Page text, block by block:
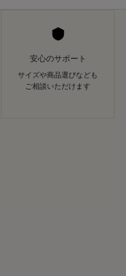
安心のサポート
サイズや商品選びなども
ご相談いただけます